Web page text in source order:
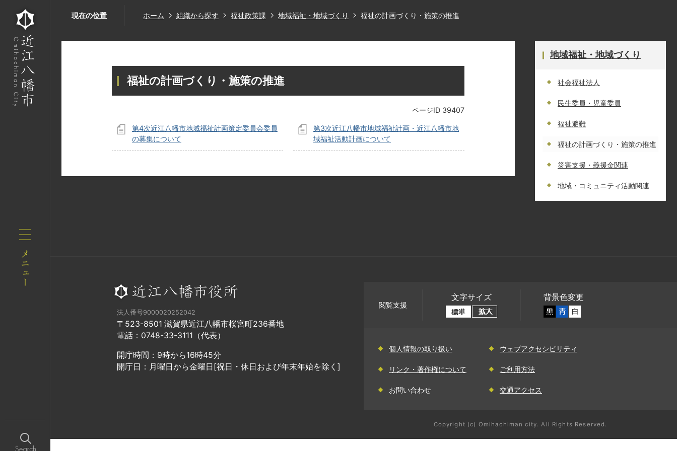
現在の位置 ホーム 組織から探す 福祉政策課 地域福祉・地域づくり 福祉の計画づくり・施策の推進
福祉の計画づくり・施策の推進
ページID 39407
第4次近江八幡市地域福祉計画策定委員会委員
の募集について
第3次近江八幡市地域福祉計画・近江八幡市地
域福祉活動計画について
地域福祉・地域づくり
社会福祉法人
民生委員・児童委員
福祉避難
福祉の計画づくり・施策の推進
災害支援・義援金関連
地域・コミュニティ活動関連
法人番号9000020252042
〒523-8501 滋賀県近江八幡市桜宮町236番地
電話：0748-33-3111（代表）
開庁時間：9時から16時45分
開庁日：月曜日から金曜日[祝日・休日および年末年始を除く]
閲覧支援
文字サイズ 背景色変更
個人情報の取り扱い ウェブアクセシビリティ
リンク・著作権について ご利用方法
お問い合わせ 交通アクセス
Copyright (c) Omihachiman city. All Rights Reserved.